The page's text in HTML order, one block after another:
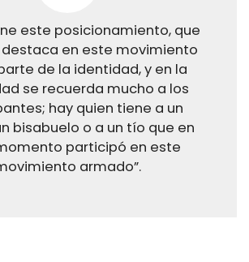
este posicionamiento, que
destaca en este movimiento
de la identidad, y en la
se recuerda mucho a los
hay quien tiene a un
bisabuelo o a un tío que en
participó en este
armado”.